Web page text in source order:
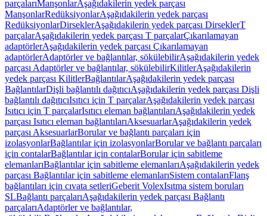
parçalarıManşonlarAşağıdakilerin yedek parçası
ManşonlarRedüksiyonlarAşağıdakilerin yedek parçası
RedüksiyonlarDirseklerAşağıdakilerin yedek parçası DirseklerT
parçalarAşağıdakilerin yedek parçası T parçalarÇıkarılamayan
adaptörlerAşağıdakilerin yedek parçası Çıkarılamayan
adaptörlerAdaptörler ve bağlantılar, sökülebilirAşağıdakilerin yedek
parçası Adaptörler ve bağlantılar, sökülebilirKilitlerAşağıdakilerin
yedek parçası KilitlerBağlantılarAşağıdakilerin yedek parçası
BağlantılarDişli bağlantılı dağıtıcıAşağıdakilerin yedek parçası Dişli
bağlantılı dağıtıcıIsıtıcı için T parçalarAşağıdakilerin yedek parçası
Isıtıcı için T parçalarIsıtıcı eleman bağlantılarıAşağıdakilerin yedek
parçası Isıtıcı eleman bağlantılarıAksesuarlarAşağıdakilerin yedek
parçası AksesuarlarBorular ve bağlantı parçaları için
izolasyonlarBağlantılar için izolasyonlarBorular ve bağlantı parçaları
için contalarBağlantılar için contalarBorular için sabitleme
elemanlarıBağlantılar için sabitleme elemanlarıAşağıdakilerin yedek
parçası Bağlantılar için sabitleme elemanlarıSistem contalarıFlanş
bağlantıları için cıvata setleriGeberit VolexIsıtma sistem boruları
SLBağlantı parçalarıAşağıdakilerin yedek parçası Bağlantı
parçalarıAdaptörler ve bağlantılar,